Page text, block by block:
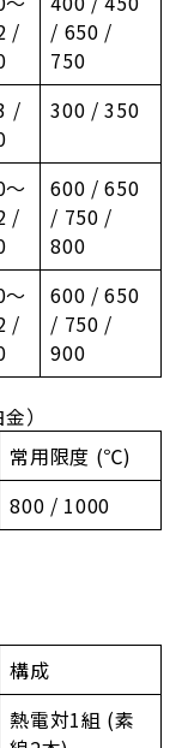
/
/ 650 /
750
/
300 / 350
/
600 / 650
/ 750 /
800
/
600 / 650
/ 750 /
900
）
常用限度 (℃)
800 / 1000
構成
熱電対1組 (素